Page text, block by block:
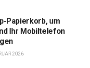
Papierkorb, um
Ihr Mobiltelefon
2026